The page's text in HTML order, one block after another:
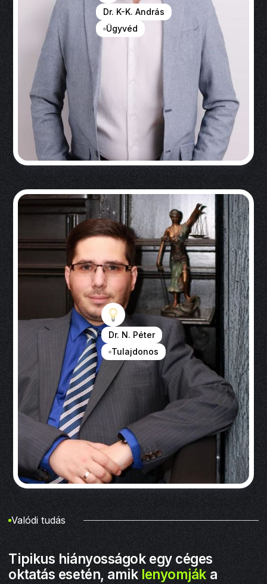
Dr. K-K. András
Ügyvéd
Dr. N. Péter
Tulajdonos
Valódi tudás
Tipikus hiányosságok egy céges
oktatás esetén, amik lenyomják a